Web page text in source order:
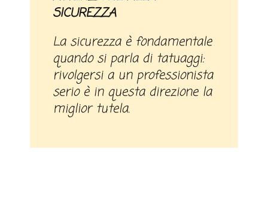
SICUREZZA
La sicurezza è fondamentale
quando si parla di tatuaggi:
rivolgersi a un professionista
serio è in questa direzione la
miglior tutela.